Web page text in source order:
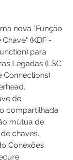
nova "Função
(KDF -
para
Legadas (LSC
Connections)
de
compartilhada
mútua de
chaves.
Conexões